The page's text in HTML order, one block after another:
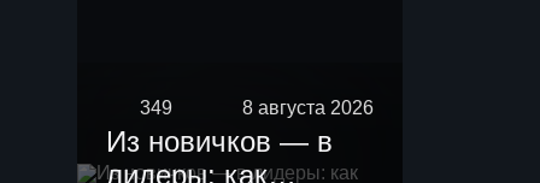
349 8 августа 2026
Из новичков — в
лидеры: как